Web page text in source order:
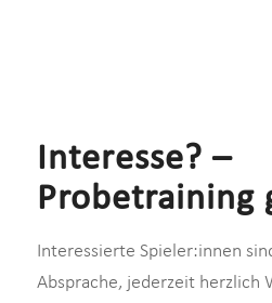
Interesse? –
Probetraining
Interessierte Spieler:innen
Absprache, jederzeit herzlich